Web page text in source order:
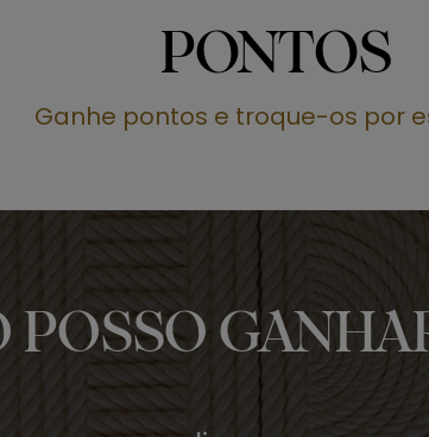
PONTOS
Ganhe pontos e troque-os por
POSSO